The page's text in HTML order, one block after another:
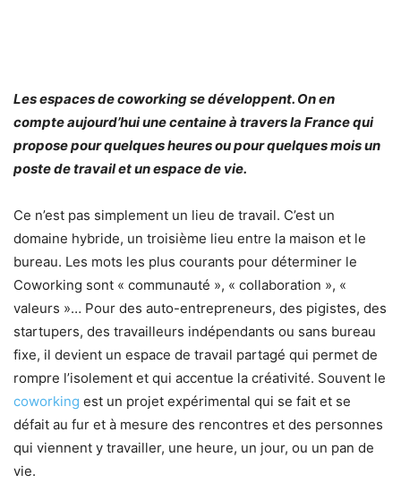
Les espaces de coworking se développent. On en
compte aujourd’hui une centaine à travers la France qui
propose pour quelques heures ou pour quelques mois un
poste de travail et un espace de vie.
Ce n’est pas simplement un lieu de travail. C’est un
domaine hybride, un troisième lieu entre la maison et le
bureau. Les mots les plus courants pour déterminer le
Coworking sont « communauté », « collaboration », «
valeurs »… Pour des auto-entrepreneurs, des pigistes, des
startupers, des travailleurs indépendants ou sans bureau
fixe, il devient un espace de travail partagé qui permet de
rompre l’isolement et qui accentue la créativité. Souvent le
coworking est un projet expérimental qui se fait et se
défait au fur et à mesure des rencontres et des personnes
qui viennent y travailler, une heure, un jour, ou un pan de
vie.